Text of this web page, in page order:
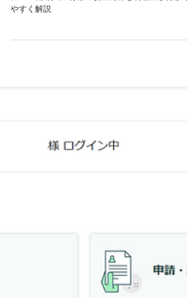
が分かりやすく解説